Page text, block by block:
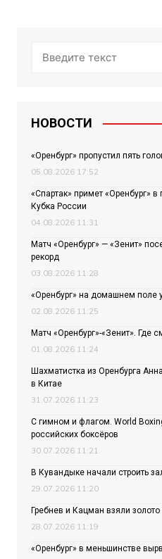
НОВОСТИ
«Оренбург» пропустил пять
05.08.2026 17:52
«Спартак» примет «Оренбург» в
Кубка России
04.08.2026 11:31
Матч «Оренбург» — «Зенит»
рекорд
03.08.2026 11:28
«Оренбург» на домашнем поле
02.08.2026 11:25
Матч «Оренбург»-«Зенит». Где
01.08.2026 11:24
Шахматистка из Оренбурга
в Китае
31.07.2026 11:23
С гимном и флагом. World
российских боксёров
30.07.2026 11:21
В Кувандыке начали строить
29.07.2026 11:20
Гребнев и Кацман взяли
28.07.2026 11:19
«Оренбург» в меньшинстве